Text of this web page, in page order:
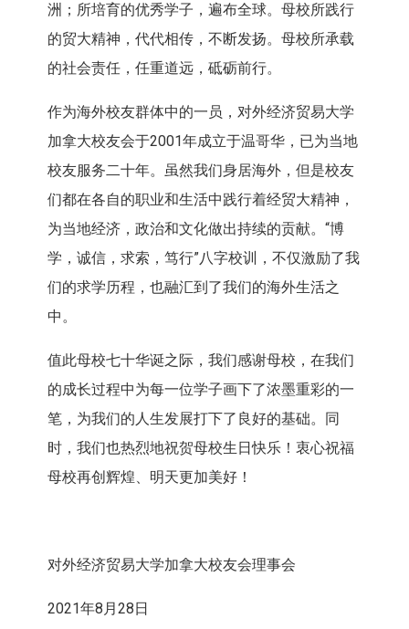
洲；所培育的优秀学子，遍布全球。母校所践行
的贸大精神，代代相传，不断发扬。母校所承载
的社会责任，任重道远，砥砺前行。
作为海外校友群体中的一员，对外经济贸易大学
加拿大校友会于2001年成立于温哥华，已为当地
校友服务二十年。虽然我们身居海外，但是校友
们都在各自的职业和生活中践行着经贸大精神，
为当地经济，政治和文化做出持续的贡献。“博
学，诚信，求索，笃行”八字校训，不仅激励了我
们的求学历程，也融汇到了我们的海外生活之
中。
值此母校七十华诞之际，我们感谢母校，在我们
的成长过程中为每一位学子画下了浓墨重彩的一
笔，为我们的人生发展打下了良好的基础。同
时，我们也热烈地祝贺母校生日快乐！衷心祝福
母校再创辉煌、明天更加美好！
对外经济贸易大学加拿大校友会理事会
2021年8月28日